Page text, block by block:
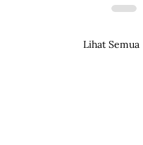
Lihat Semua